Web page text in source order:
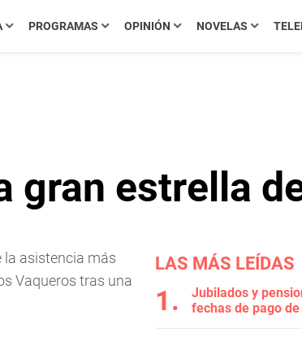
PROGRAMAS OPINIÓN NOVELAS
gran estrella
la asistencia más
Vaqueros tras una
LAS MÁS LEÍDAS
Jubilados y
fechas de pago